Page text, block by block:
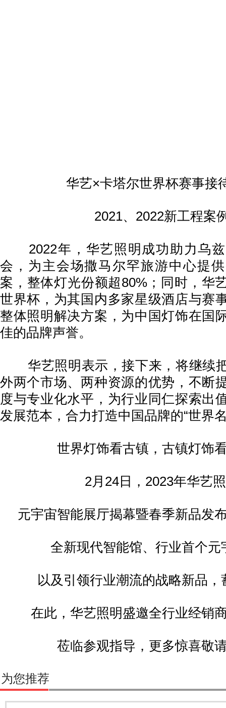
华艺×卡塔尔世界杯赛事接
2021、2022新工程案
2022年，华艺照明成功助力乌兹
会，为主会场撒马尔罕旅游中心提
案，整体灯光份额超80%；同时，华
世界杯，为其国内多家星级酒店与赛
整体照明解决方案，为中国灯饰在国
佳的品牌声誉。
华艺照明表示，接下来，将继续
外两个市场、两种资源的优势，不断
度与专业化水平，为行业同仁探索出
发展范本，合力打造中国品牌的“世界
世界灯饰看古镇，古镇灯饰
2月24日，2023年华艺
元宇宙智能展厅揭幕暨春季新品发
全新现代智能馆、行业首个元
以及引领行业潮流的战略新品，
在此，华艺照明盛邀全行业经销
莅临参观指导，更多惊喜敬
为您推荐